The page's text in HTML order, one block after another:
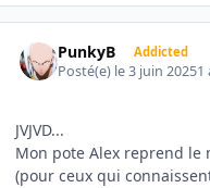
PunkyB Addicted
Posté(e) le 3 juin 20251
JVJVD...
Mon pote Alex reprend le
(pour ceux qui